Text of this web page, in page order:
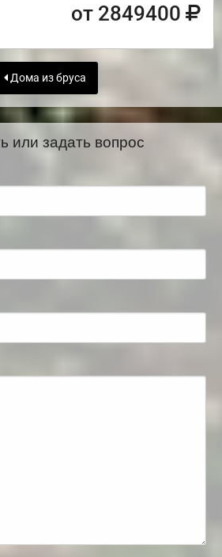
от 2849400
Дома из бруса
или задать вопрос